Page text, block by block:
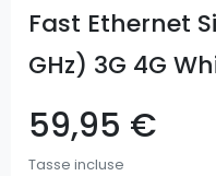
Fast Ethernet
GHz) 3G 4G
59,95 €
Tasse incluse